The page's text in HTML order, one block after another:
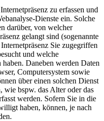
zu erfassen und
Dienste ein. Solche
darüber, von welcher
gelangt sind (sogenannte
Sie zugegriffen
und welche
Daneben werden Daten
Computersystem sowie
über einen solchen Dienst
wie bspw. das Alter oder das
werden. Sofern Sie in die
haben, können, je nach